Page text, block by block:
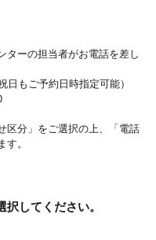
ターの担当者がお電話を差し
日もご予約日時指定可能）
区分」をご選択の上、「電話
す。
してください。